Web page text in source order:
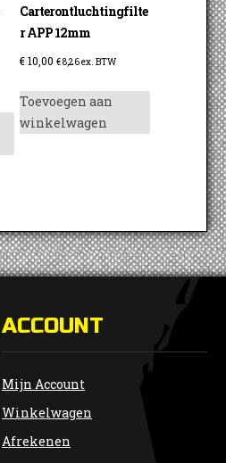
Carterontluchtingfilte
r APP 12mm
€10,00 €8,26ex. BTW
Toevoegen aan
winkelwagen
ACCOUNT
Mijn Account
Winkelwagen
Afrekenen